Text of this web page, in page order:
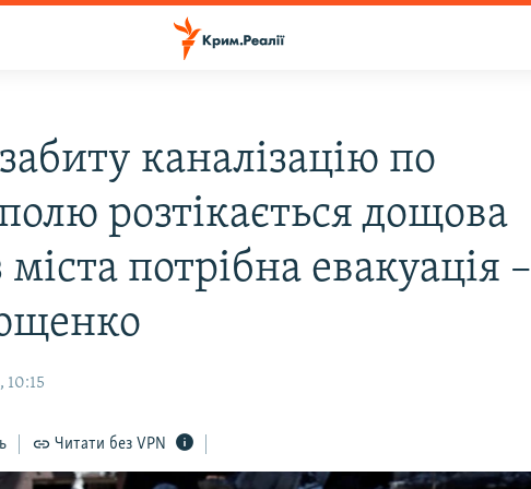
каналізацію по
розтікається дощова
міста потрібна евакуація –
10:15
Читати без VPN